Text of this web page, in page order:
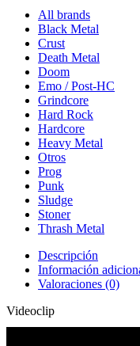
All brands
Black Metal
Crust
Death Metal
Doom
Emo / Post-HC
Grindcore
Hard Rock
Hardcore
Heavy Metal
Otros
Prog
Punk
Sludge
Stoner
Thrash Metal
Descripción
Información
Valoraciones (0)
Videoclip